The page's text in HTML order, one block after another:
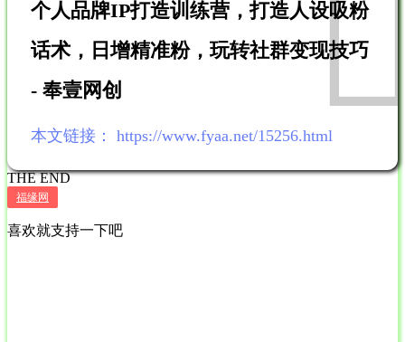
个人品牌IP打造训练营，打造人设吸粉
话术，日增精准粉，玩转社群变现技巧
- 奉壹网创
本文链接： https://www.fyaa.net/15256.html
THE END
福缘网
喜欢就支持一下吧